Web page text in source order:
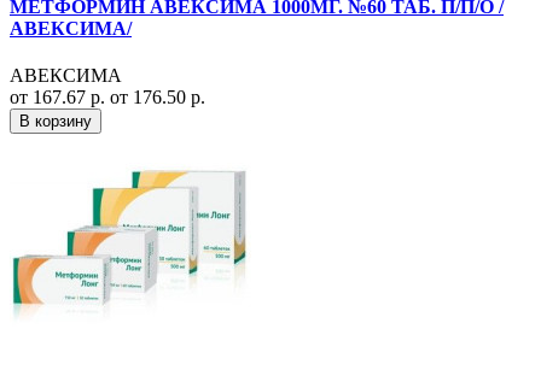
МЕТФОРМИН АВЕКСИМА 1000МГ. №60 ТАБ. П/П/О /
АВЕКСИМА/
АВЕКСИМА
от 167.67 р. от 176.50 р.
В корзину